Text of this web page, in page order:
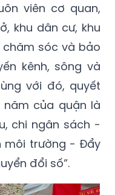
viên cơ quan,
khu dân cư, khu
sóc và bảo
kênh, sông và
với đó, quyết
của quận là
chi ngân sách -
môi trường - Đẩy
đổi số”.